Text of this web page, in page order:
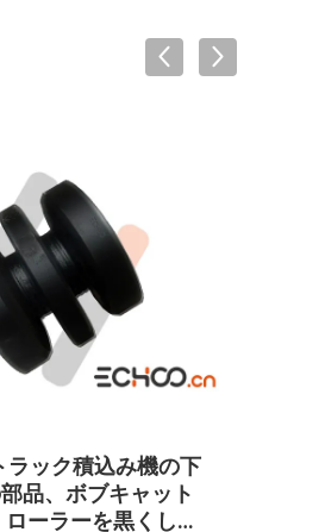
ジ CR5732 トラッ
ー部品アフターマ
台部品